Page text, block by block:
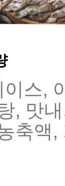
이스,
, 맛
축액